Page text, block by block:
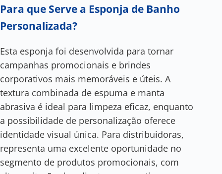
Para que Serve a Esponja de Banho
Personalizada​?
Esta esponja foi desenvolvida para tornar
campanhas promocionais e brindes
corporativos mais memoráveis e úteis. A
textura combinada de espuma e manta
abrasiva é ideal para limpeza eficaz, enquanto
a possibilidade de personalização oferece
identidade visual única. Para distribuidoras,
representa uma excelente oportunidade no
segmento de produtos promocionais, com